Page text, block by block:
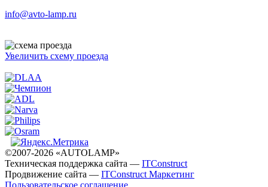
info@avto-lamp.ru
Увеличить схему проезда
©2007-2026 «AUTOLAMP»
Техническая поддержка сайта — ITConstruct
Продвижение сайта — ITConstruct Маркетинг
Пользовательское соглашение